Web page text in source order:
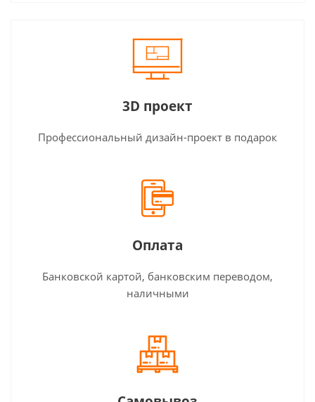
3D проект
Профессиональный дизайн-проект в подарок
Оплата
Банковской картой, банковским переводом,
наличными